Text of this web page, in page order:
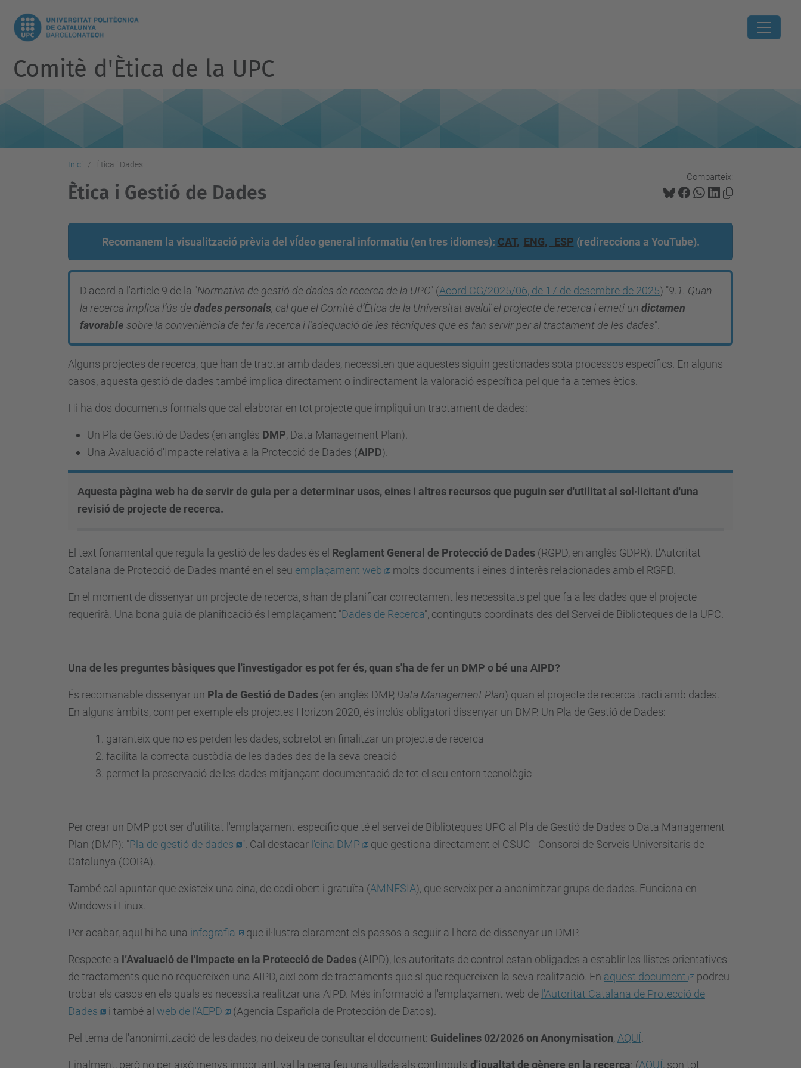
Comitè d'Ètica de la UPC
Inici Ètica i Dades
Comparteix:
Ètica i Gestió de Dades
Recomanem la visualització prèvia del vÍdeo general informatiu (en tres idiomes): CAT, ENG, ESP (redirecciona a YouTube).
D'acord a l'article 9 de la "Normativa de gestió de dades de recerca de la UPC" (Acord CG/2025/06, de 17 de desembre de 2025) "9.1. Quan
la recerca implica l’ús dedades personals, cal que el Comitè d’Ètica de la Universitat avaluï el projecte de recerca i emeti un dictamen
favorable sobre la conveniència de fer la recerca i l’adequació de les tècniques que es fan servir per al tractament de les dades".
A lguns projectes de recerca, que han de tractar amb dades, necessiten que aquestes siguin gestionades sota processos específics. En alguns
casos, aquesta gestió de dades també implica directament o indirectament la valoració específica pel que fa a temes ètics.
Hi ha dos documents formals que cal elaborar en tot projecte que impliqui un tractament de dades:
Un Pla de Gestió de Dades (en anglès DMP, Data Management Plan).
Una Avaluació d'Impacte relativa a la Protecció de Dades (AIPD).
Aquesta pàgina web ha de servir de guia per a determinar usos, eines i altres recursos que puguin ser d'utilitat al sol·licitant d'una
revisió de projecte de recerca.
El text fonamental que regula la gestió de les dades és el Reglament General de Protecció de Dades (RGPD, en anglès GDPR). L’Autoritat
Catalana de Protecció de Dades manté en el seu emplaçament web molts documents i eines d'interès relacionades amb el RGPD.
En el moment de dissenyar un projecte de recerca, s'han de planificar correctament les necessitats pel que fa a les dades que el projecte
requerirà. Una bona guia de planificació és l'emplaçament "Dades de Recerca", continguts coordinats des del Servei de Biblioteques de la UPC.
Una de les preguntes bàsiques que l'investigador es pot fer és, quan s'ha de fer un DMP o bé una AIPD?
És recomanable dissenyar un Pla de Gestió de Dades (en anglès DMP, Data Management Plan) quan el projecte de recerca tracti amb dades.
En alguns àmbits, com per exemple els projectes Horizon 2020, és inclús obligatori dissenyar un DMP. Un Pla de Gestió de Dades:
garanteix que no es perden les dades, sobretot en finalitzar un projecte de recerca
facilita la correcta custòdia de les dades des de la seva creació
permet la preservació de les dades mitjançant documentació de tot el seu entorn tecnològic
Per crear un DMP pot ser d'utilitat l'emplaçament específic que té el servei de Biblioteques UPC al Pla de Gestió de Dades o Data Management
Plan (DMP): "Pla de gestió de dades ". Cal destacar l'eina DMP
que gestiona directament el CSUC - Consorci de Serveis Universitaris de
Catalunya (CORA).
També cal apuntar que existeix una eina, de codi obert i gratuïta (AMNESIA), que serveix per a anonimitzar grups de dades. Funciona en
Windows i Linux.
Per acabar, aquí hi ha una infografia que il·lustra clarament els passos a seguir a l'hora de dissenyar un DMP.
Respecte a l’Avaluació de l'Impacte en la Protecció de Dades (AIPD), les autoritats de control estan obligades a establir les llistes orientatives
de tractaments que no requereixen una AIPD, així com de tractaments que sí que requereixen la seva realització. En aquest document
podreu
trobar els casos en els quals es necessita realitzar una AIPD. Més informació a l'emplaçament web de l'Autoritat Catalana de Protecció de
Dades
i també al web de l'AEPD (Agencia Española de Protección de Datos).
Pel tema de l'anonimització de les dades, no deixeu de consultar el document: Guidelines 02/2026 on Anonymisation, AQUÍ
Finalment, però no per això menys important, val la pena feu una ullada als continguts d'igualtat de gènere en la recerca: (AQUÍ, son tot